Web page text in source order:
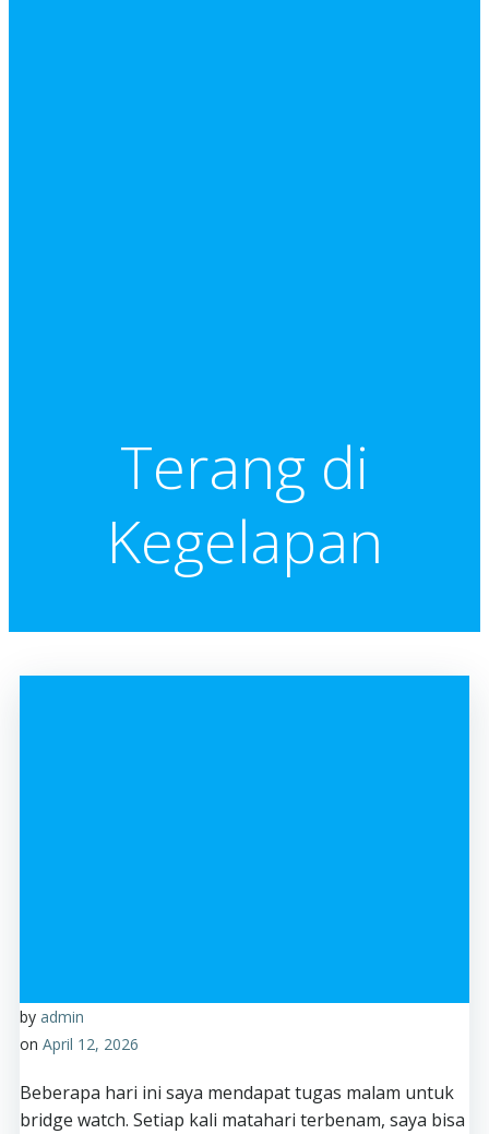
Terang di
Kegelapan
by admin
on April 12, 2026
Beberapa hari ini saya mendapat tugas malam untuk
bridge watch. Setiap kali matahari terbenam, saya bisa